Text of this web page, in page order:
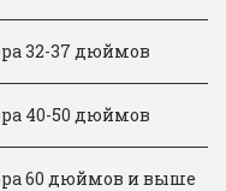
32-37 дюймов
40-50 дюймов
60 дюймов и выше